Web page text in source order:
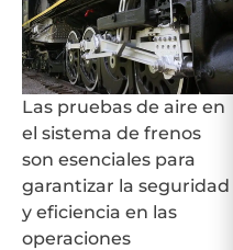
Las pruebas de aire en
el sistema de frenos
son esenciales para
garantizar la seguridad
y eficiencia en las
operaciones